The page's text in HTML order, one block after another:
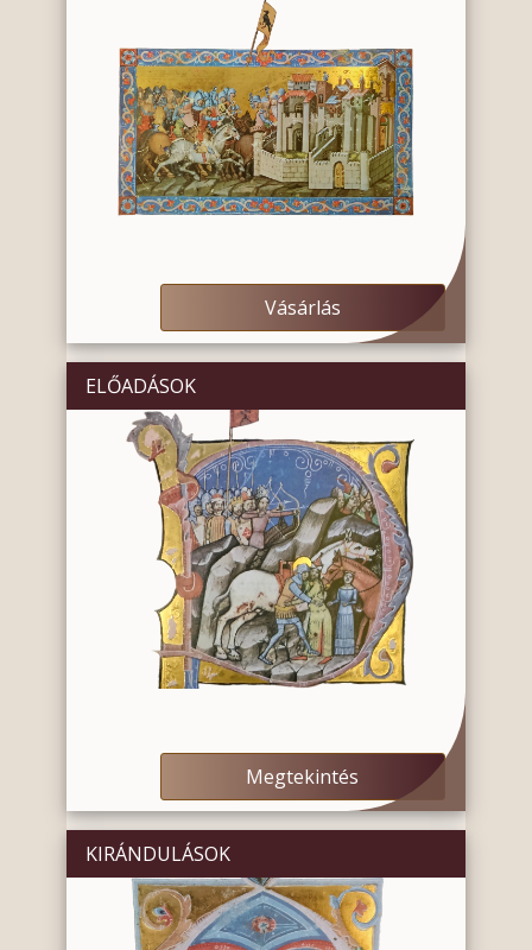
Vásárlás
ELŐADÁSOK
Megtekintés
KIRÁNDULÁSOK